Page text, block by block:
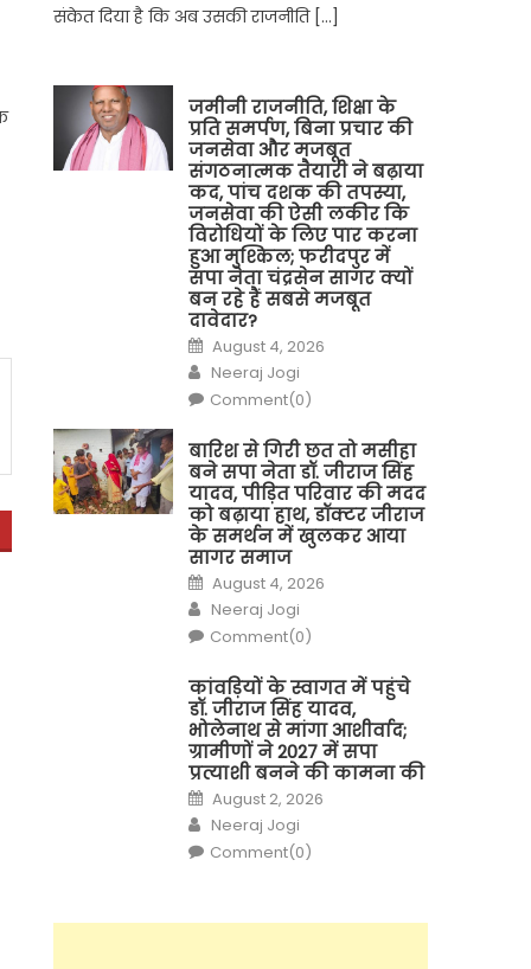
संकेत दिया है कि अब उसकी राजनीति […]
जमीनी राजनीति, शिक्षा के
प्रति समर्पण, बिना प्रचार की
जनसेवा और मजबूत
संगठनात्मक तैयारी ने बढ़ाया
कद, पांच दशक की तपस्या,
जनसेवा की ऐसी लकीर कि
विरोधियों के लिए पार करना
हुआ मुश्किल; फरीदपुर में
सपा नेता चंद्रसेन सागर क्यों
बन रहे हैं सबसे मजबूत
दावेदार?
Posted
on
August 4, 2026
Author
Neeraj Jogi
Comment(0)
बारिश से गिरी छत तो मसीहा
बने सपा नेता डॉ. जीराज सिंह
यादव, पीड़ित परिवार की मदद
को बढ़ाया हाथ, डॉक्टर जीराज
के समर्थन में खुलकर आया
सागर समाज
Posted
on
August 4, 2026
Author
Neeraj Jogi
Comment(0)
कांवड़ियों के स्वागत में पहुंचे
डॉ. जीराज सिंह यादव,
भोलेनाथ से मांगा आशीर्वाद;
ग्रामीणों ने 2027 में सपा
प्रत्याशी बनने की कामना की
Posted
on
August 2, 2026
Author
Neeraj Jogi
Comment(0)